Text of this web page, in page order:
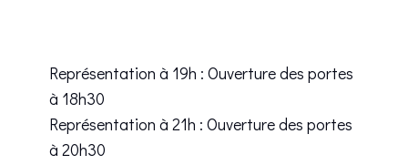
Représentation à 19h : Ouverture des portes
à 18h30
Représentation à 21h : Ouverture des portes
à 20h30